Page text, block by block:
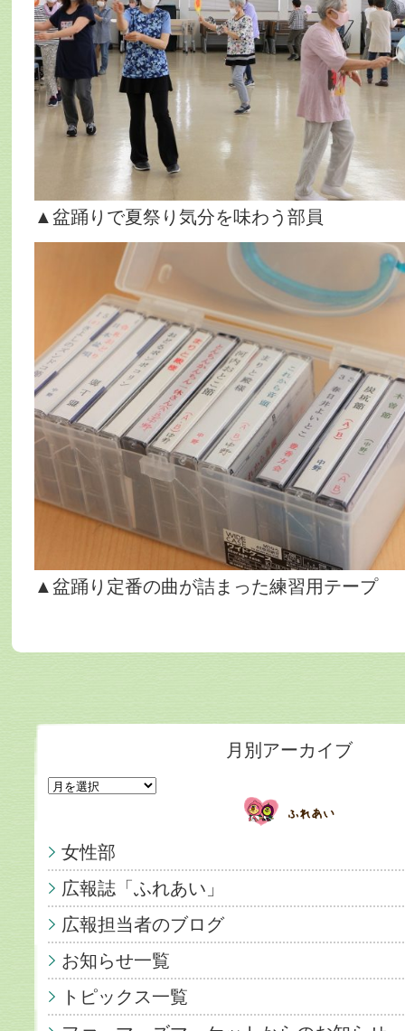
▲盆踊りで夏祭り気分を味わう部員
▲盆踊り定番の曲が詰まった練習用テープ
月別アーカイブ
女性部
広報誌「ふれあい」
広報担当者のブログ
お知らせ一覧
トピックス一覧